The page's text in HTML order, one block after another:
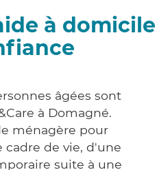
à domicile
âgées sont
à Domagné.
ménagère pour
de vie, d'une
suite à une